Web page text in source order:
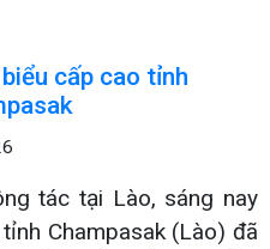
cấp cao tỉnh
tác tại Lào, sáng nay
Champasak (Lào) đã